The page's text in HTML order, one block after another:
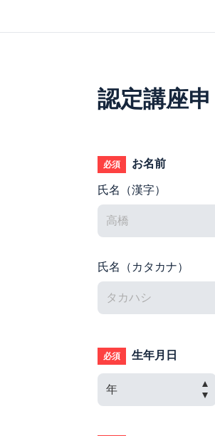
認定講座
必須 お名前
氏名（漢字）
氏名（カタカナ）
必須 生年月日